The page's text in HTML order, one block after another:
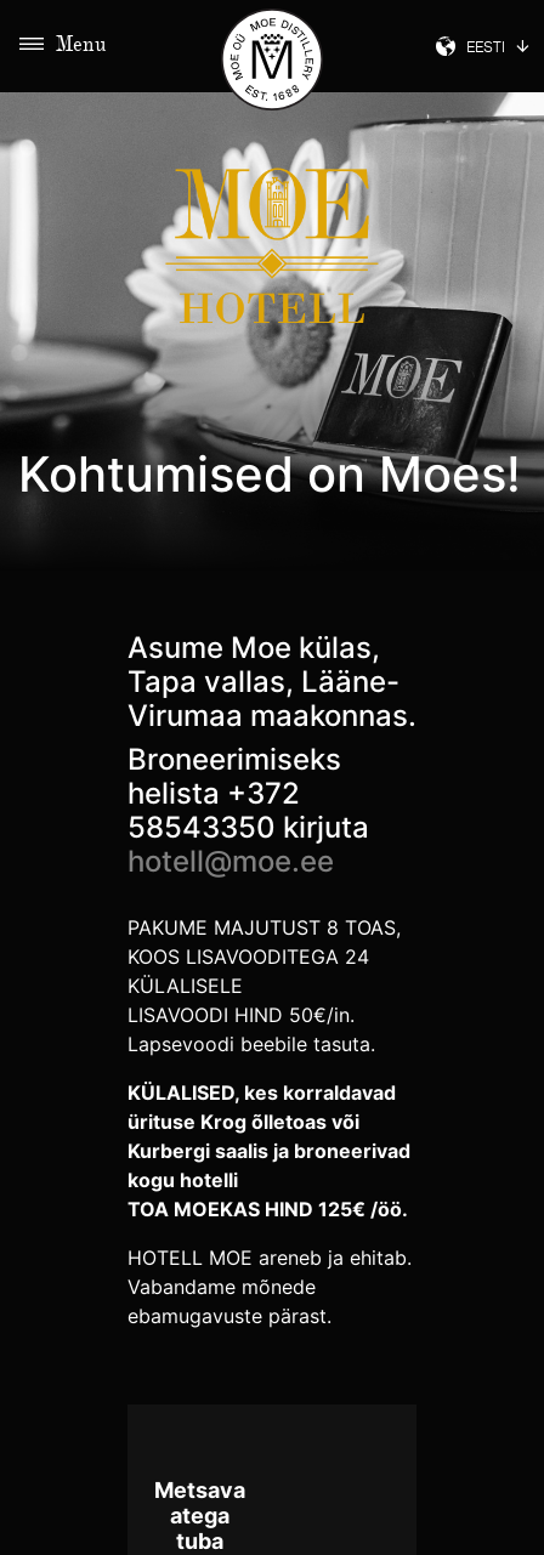
Menu EESTI
Kohtumised on Moes!
Asume Moe külas,
Tapa vallas, Lääne-
Virumaa maakonnas.
Broneerimiseks
helista +372
58543350 kirjuta
hotell@moe.ee
PAKUME MAJUTUST 8 TOAS,
KOOS LISAVOODITEGA 24
KÜLALISELE
LISAVOODI HIND 50€/in.
Lapsevoodi beebile tasuta.
KÜLALISED, kes korraldavad
ürituse Krog õlletoas või
Kurbergi saalis ja broneerivad
kogu hotelli
TOA MOEKAS HIND 125€ /öö.
HOTELL MOE areneb ja ehitab.
Vabandame mõnede
ebamugavuste pärast.
Metsava
atega
tuba